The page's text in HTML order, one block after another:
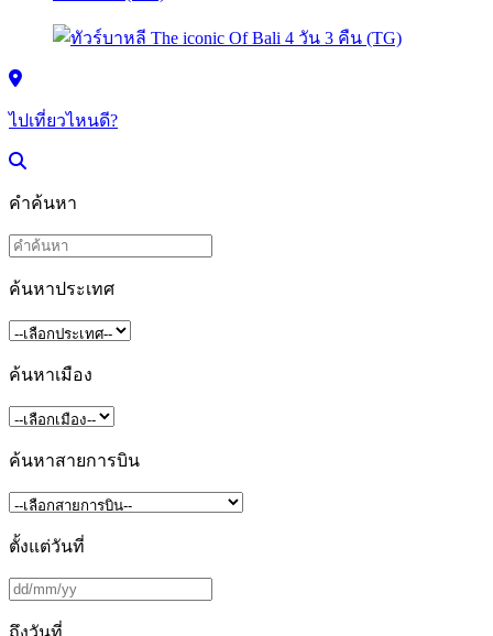
ไปเที่ยวไหนดี?
คำค้นหา
ค้นหาประเทศ
ค้นหาเมือง
ค้นหาสายการบิน
ตั้งแต่วันที่
ถึงวันที่